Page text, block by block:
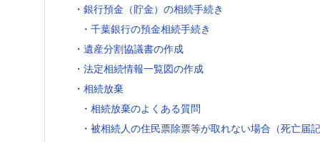
・ 銀行預金（貯金）の相続手続き
・ 千葉銀行の預金相続手続き
・ 遺産分割協議書の作成
・ 法定相続情報一覧図の作成
・ 相続放棄
・ 相続放棄のよくある質問
・ 被相続人の住民票除票等が取れない場合（死亡届